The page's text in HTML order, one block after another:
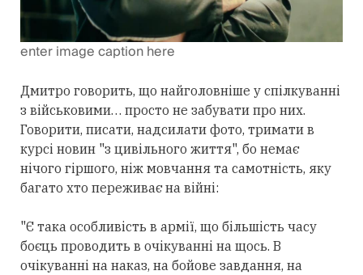
enter image caption here
Дмитро говорить, що найголовніше у спілкуванні
з військовими… просто не забувати про них.
Говорити, писати, надсилати фото, тримати в
курсі новин "з цивільного життя", бо немає
нічого гіршого, ніж мовчання та самотність, яку
багато хто переживає на війні:
"Є така особливість в армії, що більшість часу
боєць проводить в очікуванні на щось. В
очікуванні на наказ, на бойове завдання, на